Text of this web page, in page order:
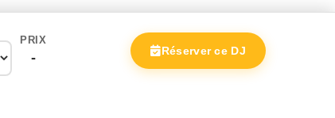
PRIX
- Réserver ce DJ